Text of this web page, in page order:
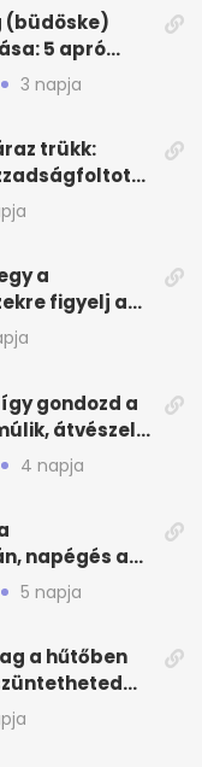
(büdöske)
5 apró
3 napja
trükk:
a
figyelj a
gondozd a
átvészeli-
4 napja
napégés a
most?
5 napja
a hűtőben